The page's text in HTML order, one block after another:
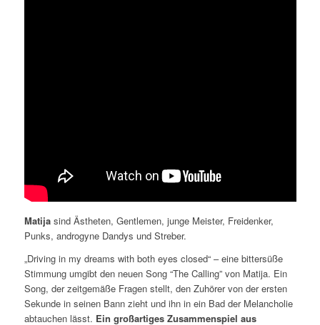
Matijasind Ästheten, Gentlemen, junge Meister, Freidenker,
Punks, androgyne Dandys und Streber.
„Driving in my dreams with both eyes closed“ – eine bittersüße
Stimmung umgibt den neuen Song “The Calling” von Matija. Ein
Song, der zeitgemäße Fragen stellt, den Zuhörer von der ersten
Sekunde in seinen Bann zieht und ihn in ein Bad der Melancholie
abtauchen lässt. Ein großartiges Zusammenspiel aus